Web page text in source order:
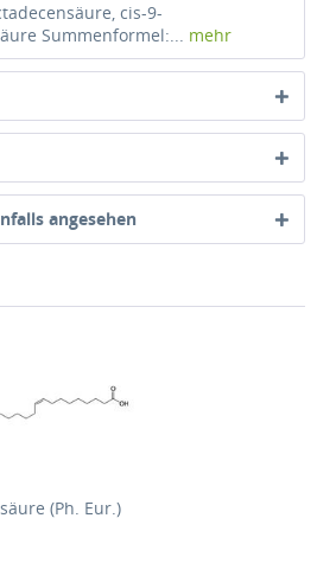
cis-9-
Summenformel:... mehr
angesehen
(Ph. Eur.)